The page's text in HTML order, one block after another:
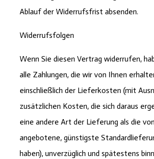
Ablauf der Widerrufsfrist absenden.
Widerrufsfolgen
Wenn Sie diesen Vertrag widerrufen,
alle Zahlungen, die wir von Ihnen
einschließlich der Lieferkosten (mit
zusätzlichen Kosten, die sich daraus
eine andere Art der Lieferung als die
angebotene, günstigste
haben), unverzüglich und spätestens